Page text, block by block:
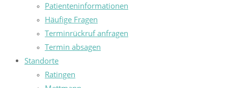
Patienteninformationen
Häufige Fragen
Terminrückruf anfragen
Termin absagen
Standorte
Ratingen